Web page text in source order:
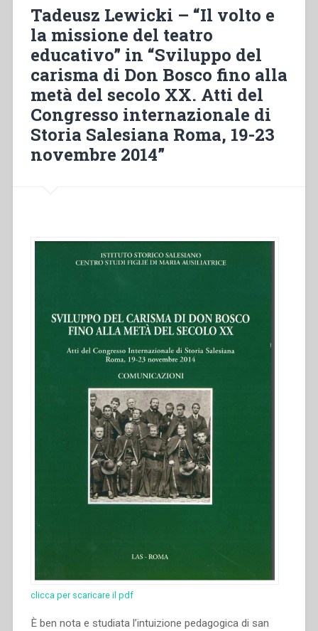
America
Latina”
in
“Sviluppo
del
carisma
di
Don
Bosco
fino
XX.
Atti
di
Storia
Salesiana
Roma,
19-
23
novembre
2014””
Tadeusz Lewicki – “Il volto e
la missione del teatro
educativo” in “Sviluppo del
carisma di Don Bosco fino alla
metà del secolo XX. Atti del
Congresso internazionale di
Storia Salesiana Roma, 19-23
novembre 2014”
clicca per scaricare il pdf
È ben nota e studiata l’intuizione pedagogica di san